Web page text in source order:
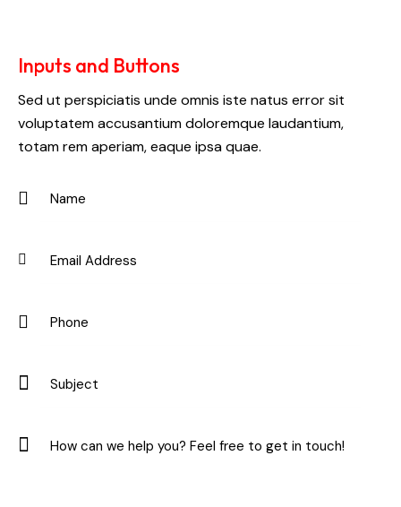
Inputs and Buttons
Sed ut perspiciatis unde omnis iste natus error sit
voluptatem accusantium doloremque laudantium,
totam rem aperiam, eaque ipsa quae.